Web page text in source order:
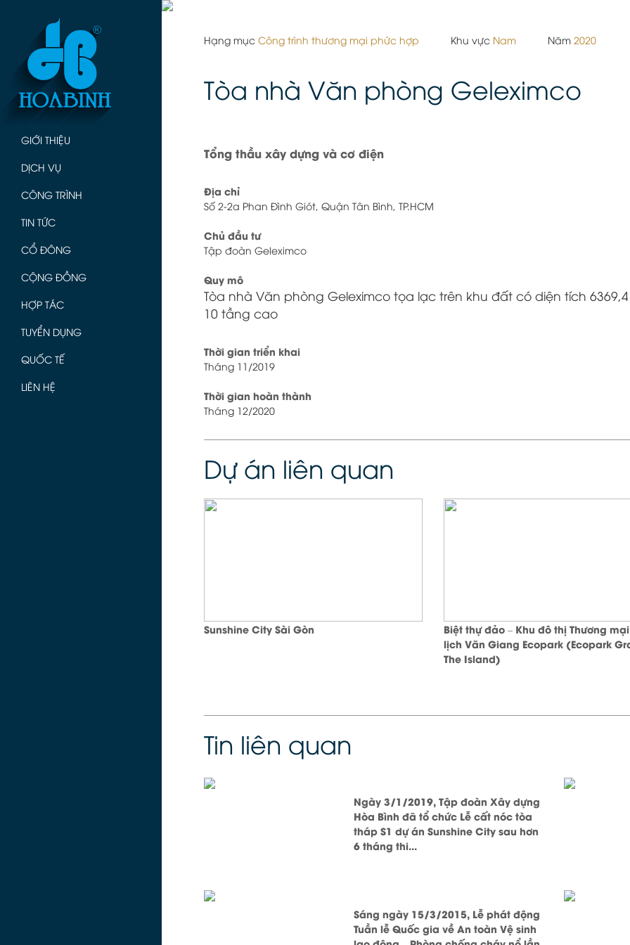
GIỚI THIỆU
DỊCH VỤ
CÔNG TRÌNH
TIN TỨC
CỔ ĐÔNG
CỘNG ĐỒNG
HỢP TÁC
TUYỂN DỤNG
QUỐC TẾ
LIÊN HỆ
Hạng mục Công trình thương mại phức hợp Khu vực Nam Năm 2020
Tòa nhà Văn phòng Geleximco
Tổng thầu xây dựng và cơ điện
Địa chỉ
Số 2-2a Phan Đình Giót, Quận Tân Bình, TP.HCM
Chủ đầu tư
Tập đoàn Geleximco
Quy mô
Tòa nhà Văn phòng Geleximco tọa lạc trên khu đất có diện tích
10 tầng cao
Thời gian triển khai
Tháng 11/2019
Thời gian hoàn thành
Tháng 12/2020
Dự án liên quan
Sunshine City Sài Gòn
Biệt thự đảo – Khu đô thị Thương
lịch Văn Giang Ecopark (Ecopark
The Island)
Tin liên quan
Ngày 3/1/2019, Tập đoàn Xây dựng
Hòa Bình đã tổ chức Lễ cất nóc tòa
tháp S1 dự án Sunshine City sau hơn
6 tháng thi...
Sáng ngày 15/3/2015, Lễ phát động
Tuần lễ Quốc gia về An toàn Vệ sinh